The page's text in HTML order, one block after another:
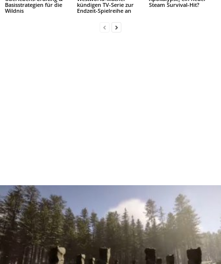
Basisstrategien für die
Wildnis
kündigen TV-Serie zur
Endzeit-Spielreihe an
Steam Survival-Hit?